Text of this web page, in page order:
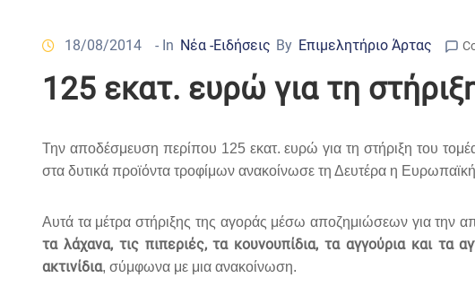
18/08/2014 - In Νέα -Ειδήσεις By Επιμελητήριο Άρτας
125 εκατ. ευρώ για τη
Την αποδέσμευση περίπου 125 εκατ. ευρώ για τη στήριξη του
στα δυτικά προϊόντα τροφίμων ανακοίνωσε τη Δευτέρα η
Αυτά τα μέτρα στήριξης της αγοράς μέσω αποζημιώσεων για την
τα λάχανα, τις πιπεριές, τα κουνουπίδια, τα αγγούρια και τα
ακτινίδια, σύμφωνα με μια ανακοίνωση.